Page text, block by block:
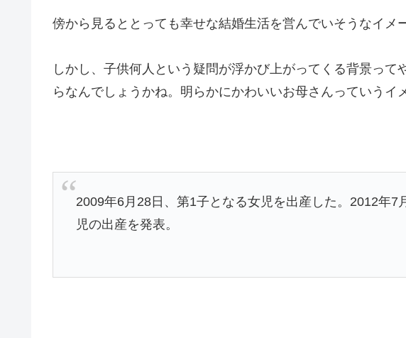
傍から見るととっても幸せな結婚生活を営んでいそうなイメ
しかし、子供何人という疑問が浮かび上がってくる背景っ
らなんでしょうかね。明らかにかわいいお母さんっていうイ
2009年6月28日 、第1子となる女児を出産した 。 2012年7
児の出産を発表。